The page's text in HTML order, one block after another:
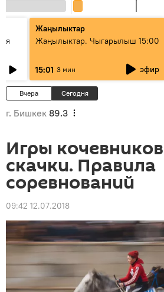
Жаңылыктар
Жаңылыктар. Чыгарылыш 15:00
15:01 3 мин эфир
Вчера Сегодня
г. Бишкек 89.3
Игры
скачки. Правила
соревнований
09:42 12.07.2018